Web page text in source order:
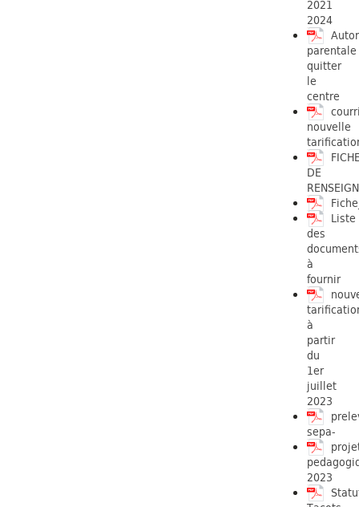
2021
2024
parentale
quitter
le
centre
nouvelle
DE
Liste
des
à
fournir
à
partir
du
1er
juillet
2023
sepa-
2023